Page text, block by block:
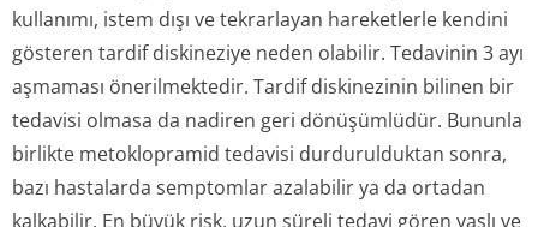
kullanımı, istem dışı ve tekrarlayan hareketlerle kendini
gösteren tardif diskineziye neden olabilir. Tedavinin 3 ayı
aşmaması önerilmektedir. Tardif diskinezinin bilinen bir
tedavisi olmasa da nadiren geri dönüşümlüdür. Bununla
birlikte metoklopramid tedavisi durdurulduktan sonra,
bazı hastalarda semptomlar azalabilir ya da ortadan
kalkabilir. En büyük risk, uzun süreli tedavi gören yaşlı ve